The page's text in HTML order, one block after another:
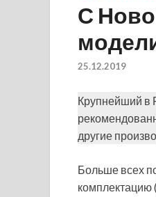
С
25.12.2019
Крупнейший в
другие
Больше всех
комплектацию